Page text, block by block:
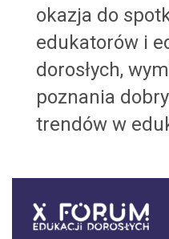
okazja do
edukatorów i
dorosłych,
poznania
trendów w